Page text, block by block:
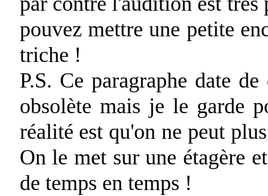
pouvez mettre une petite
triche !
P.S. Ce paragraphe date
obsolète mais je le garde
réalité est qu'on ne peut
On le met sur une étagère
de temps en temps !